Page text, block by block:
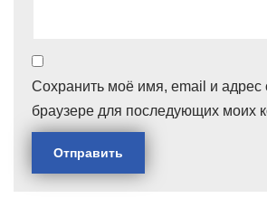
Сохранить моё имя, email и адрес
браузере для последующих моих